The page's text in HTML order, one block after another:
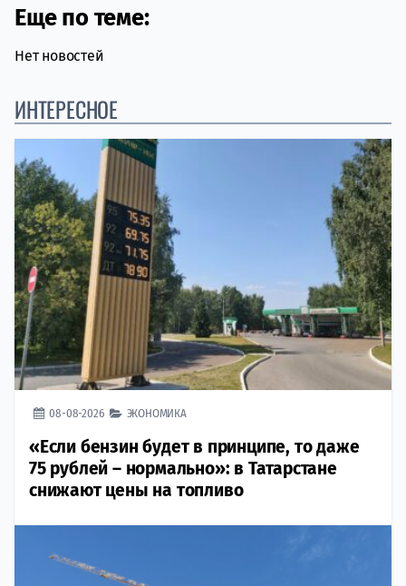
Еще по теме:
Нет новостей
ИНТЕРЕСНОЕ
08-08-2026 ЭКОНОМИКА
«Если бензин будет в принципе, то даже
75 рублей – нормально»: в Татарстане
снижают цены на топливо